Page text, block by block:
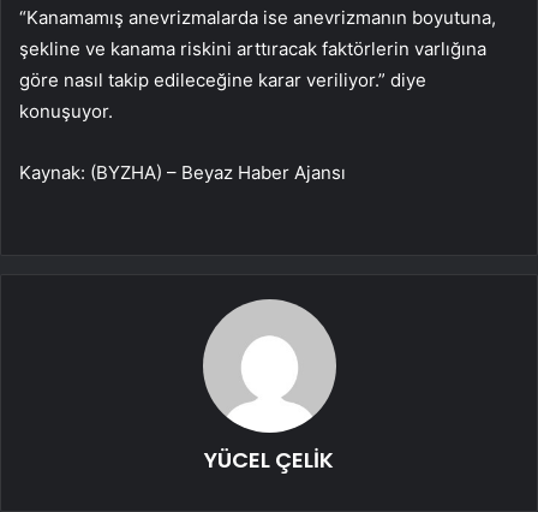
“Kanamamış anevrizmalarda ise anevrizmanın boyutuna,
şekline ve kanama riskini arttıracak faktörlerin varlığına
göre nasıl takip edileceğine karar veriliyor.” diye
konuşuyor.
Kaynak: (BYZHA) – Beyaz Haber Ajansı
YÜCEL ÇELİK